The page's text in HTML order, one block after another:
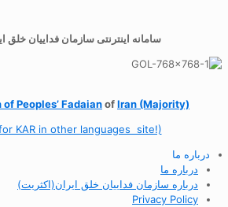
سامانه اینترنتی سازمان فداییان خلق
ofPeoples’ FadaianofIran (Majority)
KAR in other languages site!)
درباره ما
درباره ما
درباره سازمان فداییان خلق ایران(اکثریت)
Privacy Policy